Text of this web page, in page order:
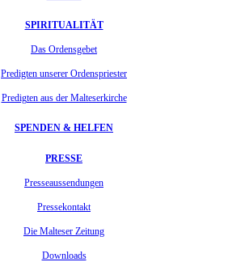
SPIRITUALITÄT
Das Ordensgebet
Predigten unserer Ordenspriester
Predigten aus der Malteserkirche
SPENDEN & HELFEN
PRESSE
Presseaussendungen
Pressekontakt
Die Malteser Zeitung
Downloads